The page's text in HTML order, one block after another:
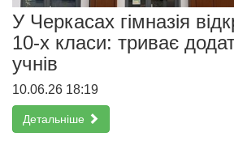
У Черкасах гімназія
10-х класи: триває
учнів
10.06.26 18:19
Детальніше